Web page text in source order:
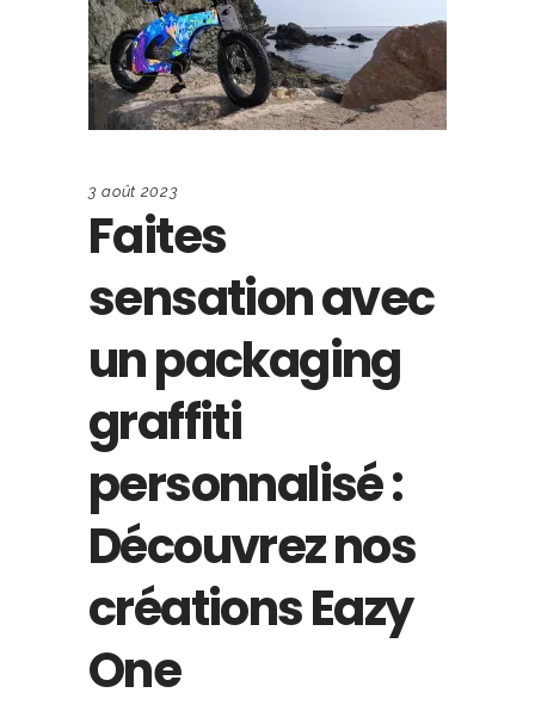
3 août 2023
Faites
sensation avec
un packaging
graffiti
personnalisé :
Découvrez nos
créations Eazy
One